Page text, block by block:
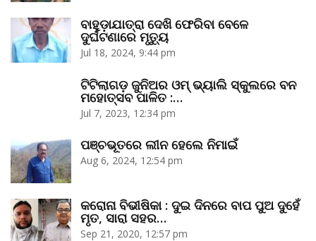
ବାହୁଡ଼ାଯାତ୍ରା ଦେଖି ଫେରିବା ବେଳେ
ଦୁର୍ଘଟଣାରେ ମୃତ୍ୟୁ
Jul 18, 2024, 9:44 pm
ଟିଟିଲାଗଡ଼ ଜୁନିଅର ଓମ୍‌ ଭ୍ୟାଲି ସ୍କୁଲରେ ବନ
ମହୋତ୍ସବ ପାଳିତ :…
Jul 7, 2023, 12:34 pm
ପଞ୍ଚଭୂତରେ ଲୀନ ହେଲେ ନିମାଇଁ
Aug 6, 2024, 12:54 pm
କରୋନା ବିଭୀଷିକା : ଦୁଇ ଦିନରେ ବାପ ପୁଅ ଦୁହେଁ
ମୃତ, ସାରା ସହର…
Sep 21, 2020, 12:57 pm